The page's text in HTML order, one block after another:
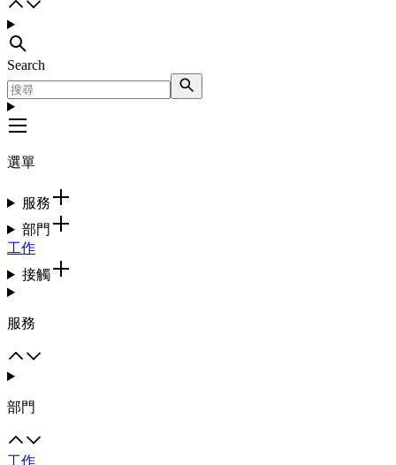
Search
選單
服務
部門
工作
接觸
服務
部門
工作